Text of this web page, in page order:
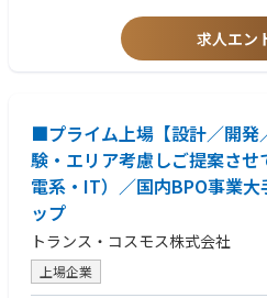
自動車メーカー／サプライヤー
家電・精密機器メーカー
※ものづくり領域を中心に幅広い業界
■ポジションの魅力
エンジニアとして専門性を高められる
多様な業界・製品に携わることで市場価
ブランクや異業界からの再チャレンジも
安定した基盤のもと長期就業が可能
※同社営業担当の多くが元エンジニア
トが可能
求人エン
■プライム上場【設計／開発
験・エリア考慮しご提案さ
電系・IT）／国内BPO事業
ップ
トランス・コスモス株式会社
上場企業